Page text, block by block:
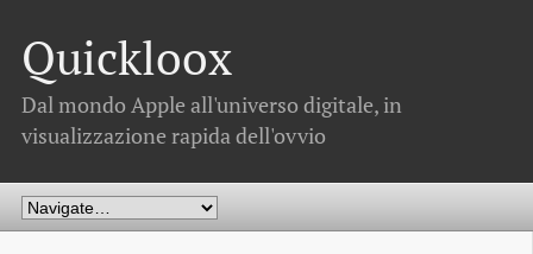
Quickloox
Dal mondo Apple all'universo digitale, in
visualizzazione rapida dell'ovvio